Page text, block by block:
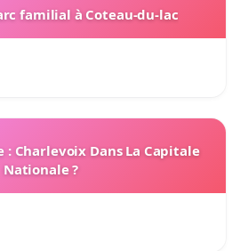
familial à Coteau-du-lac
: Charlevoix Dans La Capitale
Nationale ?